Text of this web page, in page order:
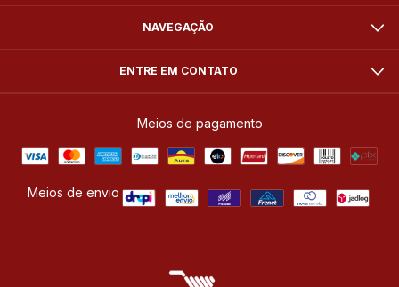
NAVEGAÇÃO
ENTRE EM CONTATO
Meios de pagamento
Meios de envio